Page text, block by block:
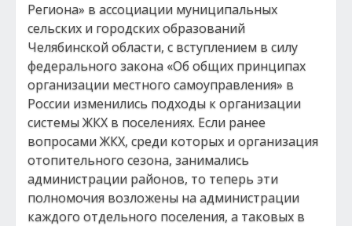
Региона» в ассоциации муниципальных
сельских и городских образований
Челябинской области, с вступлением в силу
федерального закона «Об общих принципах
организации местного самоуправления» в
России изменились подходы к организации
системы ЖКХ в поселениях. Если ранее
вопросами ЖКХ, среди которых и организация
отопительного сезона, занимались
администрации районов, то теперь эти
полномочия возложены на администрации
каждого отдельного поселения, а таковых в